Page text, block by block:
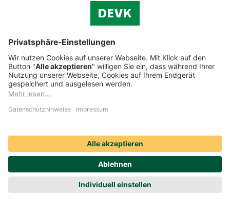
Cookie-Einstellungen
Datenschutz
Impressum
Streitbeilegung
Nutzungshinweise
Compliance
Social Media Icons sowie Verlinkungen, die mit
sind, führen auf externe Seiten. Die DEVK ist für die dortigen
Nutzungsbedingungen und Datenschutzbestimmungen nicht
verantwortlich. Mehr dazu erfahren Sie unter